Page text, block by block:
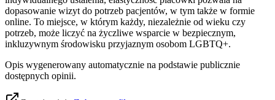
dopasowanie wizyt do potrzeb pacjentów, w tym także w formie
online. To miejsce, w którym każdy, niezależnie od wieku czy
potrzeb, może liczyć na życzliwe wsparcie w bezpiecznym,
inkluzywnym środowisku przyjaznym osobom LGBTQ+.
Opis wygenerowany automatycznie na podstawie publicznie
dostępnych opinii.